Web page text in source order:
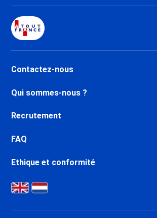
Contactez-nous
Qui sommes-nous ?
Recrutement
FAQ
Ethique et conformité